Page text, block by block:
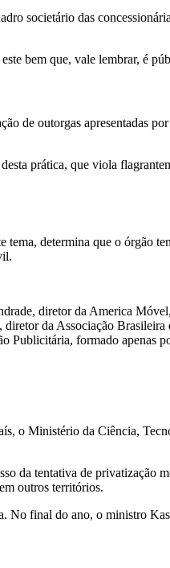
societário das
bem que, vale lembrar, é
de outorgas apresentadas
prática, que viola
determina que o órgão
diretor da America
da Associação
Publicitária, formado apenas
o Ministério da Ciência,
da tentativa de privatização
outros territórios.
No final do ano, o ministro